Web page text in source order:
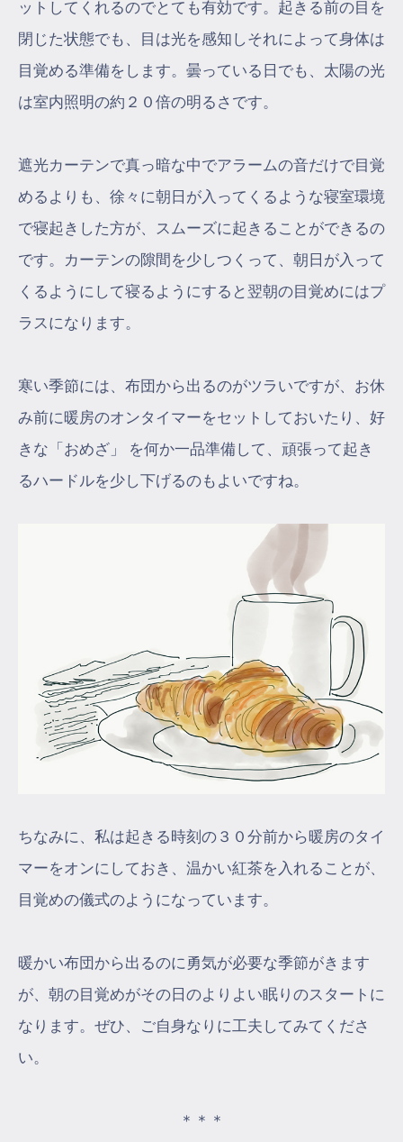
ットしてくれるのでとても有効です。起きる前の目を
閉じた状態でも、目は光を感知しそれによって身体は
目覚める準備をします。曇っている日でも、太陽の光
は室内照明の約２０倍の明るさです。
遮光カーテンで真っ暗な中でアラームの音だけで目覚
めるよりも、徐々に朝日が入ってくるような寝室環境
で寝起きした方が、スムーズに起きることができるの
です。カーテンの隙間を少しつくって、朝日が入って
くるようにして寝るようにすると翌朝の目覚めにはプ
ラスになります。
寒い季節には、布団から出るのがツラいですが、お休
み前に暖房のオンタイマーをセットしておいたり、好
きな「おめざ」 を何か一品準備して、頑張って起き
るハードルを少し下げるのもよいですね。
ちなみに、私は起きる時刻の３０分前から暖房のタイ
マーをオンにしておき、温かい紅茶を入れることが、
目覚めの儀式のようになっています。
暖かい布団から出るのに勇気が必要な季節がきます
が、朝の目覚めがその日のよりよい眠りのスタートに
なります。ぜひ、ご自身なりに工夫してみてくださ
い。
＊＊＊